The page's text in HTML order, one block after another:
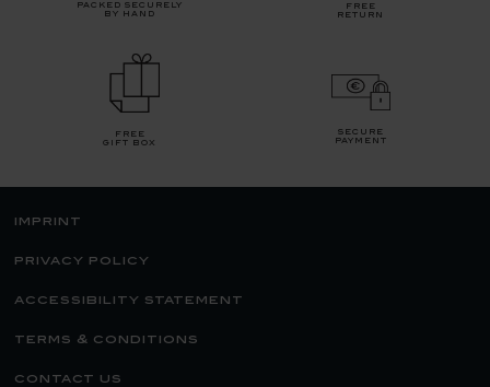
packed securely
by hand
free
return
free
gift box
secure
payment
imprint
privacy policy
accessibility statement
terms & conditions
contact us